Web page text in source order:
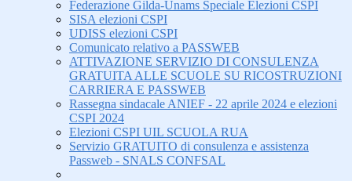
Federazione Gilda-Unams Speciale Elezioni CSPI
SISA elezioni CSPI
UDISS elezioni CSPI
Comunicato relativo a PASSWEB
ATTIVAZIONE SERVIZIO DI CONSULENZA
GRATUITA ALLE SCUOLE SU RICOSTRUZIONI
CARRIERA E PASSWEB
Rassegna sindacale ANIEF - 22 aprile 2024 e elezioni
CSPI 2024
Elezioni CSPI UIL SCUOLA RUA
Servizio GRATUITO di consulenza e assistenza
Passweb - SNALS CONFSAL